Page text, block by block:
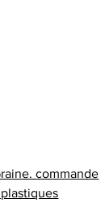
commande